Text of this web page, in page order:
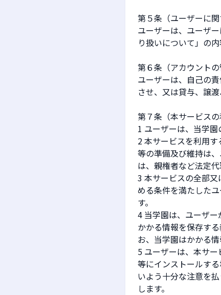
第５条（ユーザーに関
ユーザーは、ユーザ
り扱いについて」の
第６条（アカウントの
ユーザーは、自己の
させ、又は貸与、譲
第７条（本サービスの
1 ユーザーは、当学園
2 本サービスを利用
等の準備及び維持は
は、親権者など法定
3 本サービスの全部
める条件を満たした
す。
4 当学園は、ユーザー
かかる情報を保存す
お、当学園はかかる
5 ユーザーは、本サ
等にインストールす
いよう十分な注意を
します。